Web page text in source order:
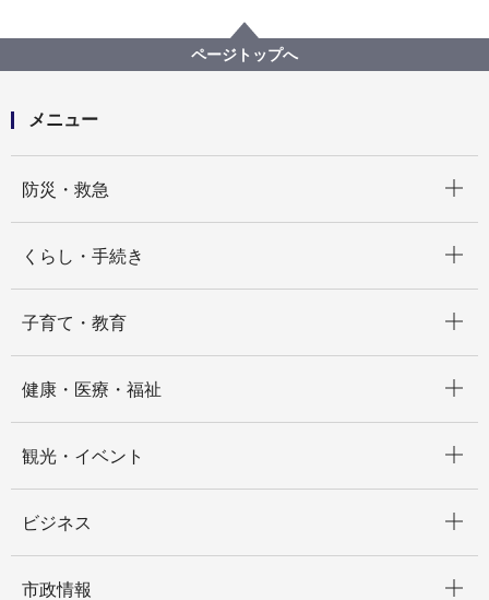
【入札結果公表】横浜市立脳卒中・神経脊椎センター
介護老人保健施設コスモスLED交換業務委託
ページトップへ
メニュー
防災・救急
くらし・手続き
子育て・教育
健康・医療・福祉
観光・イベント
ビジネス
市政情報